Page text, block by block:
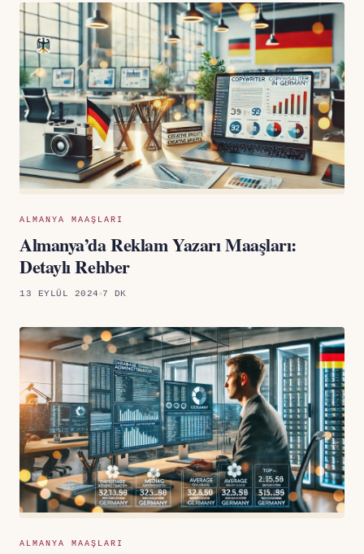
ALMANYA MAAŞLARI
Almanya’da Reklam Yazarı Maaşları:
Detaylı Rehber
13 EYLÜL 2024 7 DK
ALMANYA MAAŞLARI